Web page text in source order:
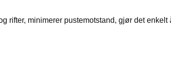
rifter, minimerer pustemotstand, gjør det